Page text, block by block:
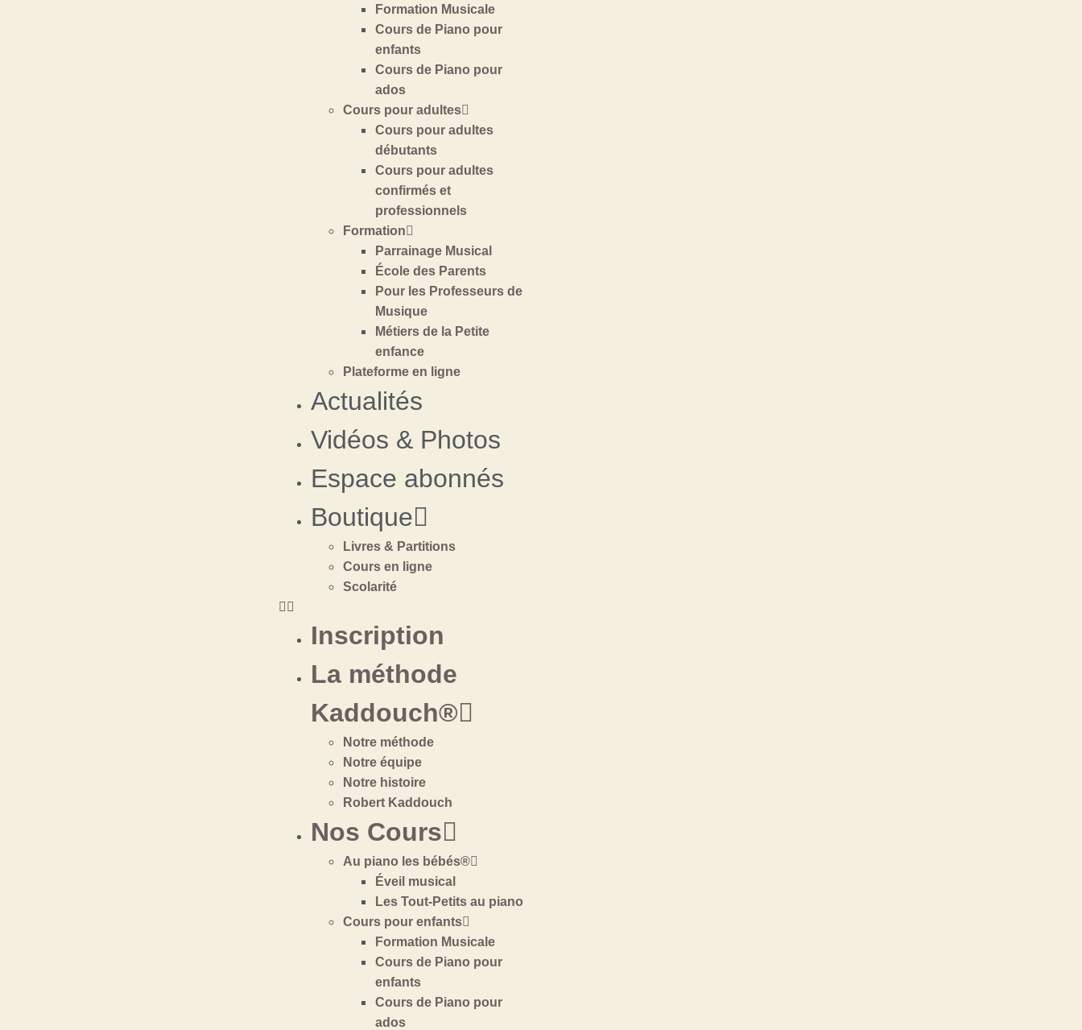
Formation Musicale
Cours de Piano pour
enfants
Cours de Piano pour
ados
Cours pour adultes
Cours pour adultes
débutants
Cours pour adultes
confirmés et
professionnels
Formation
Parrainage Musical
École des Parents
Pour les Professeurs de
Musique
Métiers de la Petite
enfance
Plateforme en ligne
Actualités
Vidéos & Photos
Espace abonnés
Boutique
Livres & Partitions
Cours en ligne
Scolarité
Inscription
La méthode
Kaddouch®
Notre méthode
Notre équipe
Notre histoire
Robert Kaddouch
Nos Cours
Au piano les bébés®
Éveil musical
Les Tout-Petits au piano
Cours pour enfants
Formation Musicale
Cours de Piano pour
enfants
Cours de Piano pour
ados